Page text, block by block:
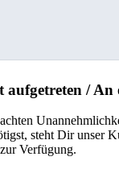
aufgetreten / An
steht Dir unser
Verfügung.